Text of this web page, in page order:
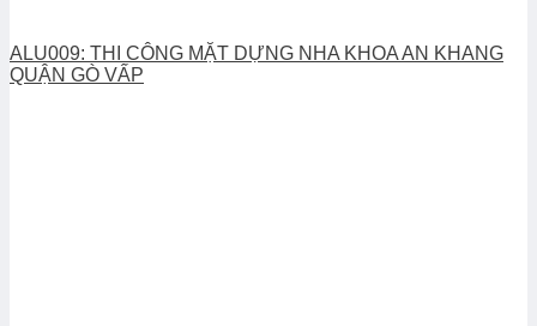
ALU009: THI CÔNG MẶT DỰNG NHA KHOA AN KHANG
QUẬN GÒ VẤP